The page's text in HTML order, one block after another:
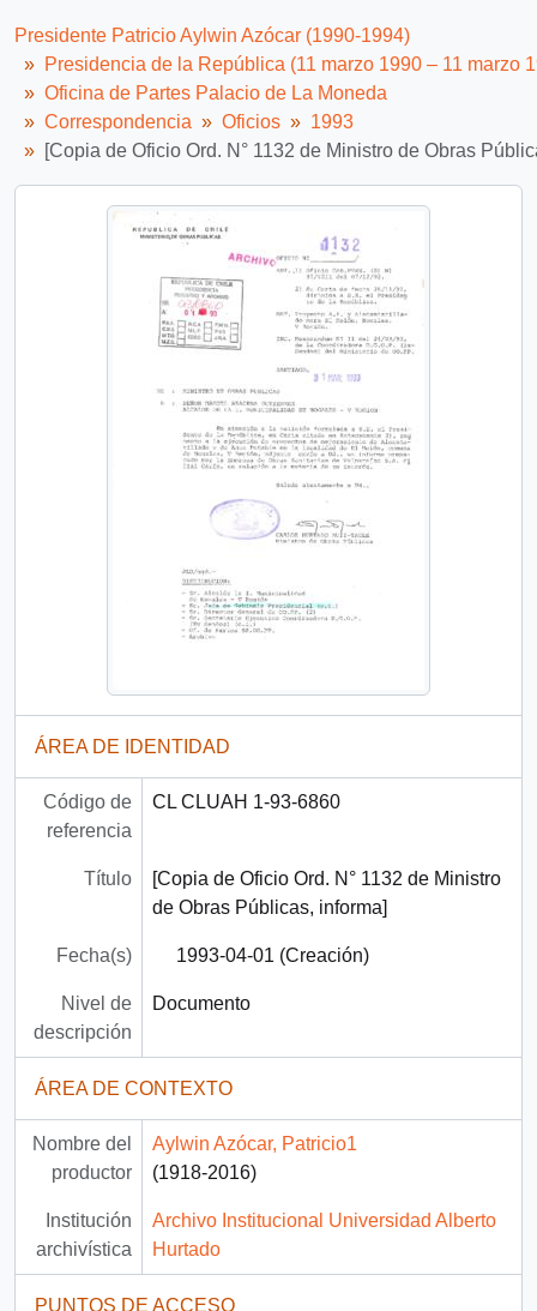
Presidente Patricio Aylwin Azócar (1990-1994)
Presidencia de la República (11 marzo 1990 – 11 marzo
Oficina de Partes Palacio de La Moneda
Correspondencia
Oficios
1993
[Copia de Oficio Ord. N° 1132 de Ministro de Obras
ÁREA DE IDENTIDAD
Código de
referencia
CL CLUAH 1-93-6860
Título
[Copia de Oficio Ord. N° 1132 de Ministro
de Obras Públicas, informa]
Fecha(s) 1993-04-01 (Creación)
Nivel de
descripción
Documento
ÁREA DE CONTEXTO
Nombre del
productor
Aylwin Azócar, Patricio1
(1918-2016)
Institución
archivística
Archivo Institucional Universidad Alberto
Hurtado
PUNTOS DE ACCESO